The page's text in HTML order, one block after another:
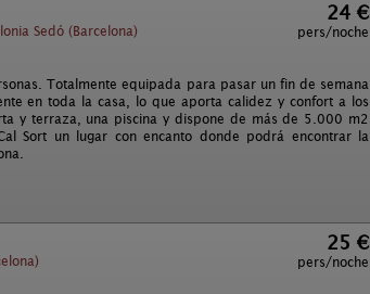
Sedó (Barcelona)
24 €
pers/noche
Totalmente equipada para pasar un fin de semana
en toda la casa, lo que aporta calidez y confort a los
y terraza, una piscina y dispone de más de 5.000 m2
Sort un lugar con encanto donde podrá encontrar la
25 €
pers/noche